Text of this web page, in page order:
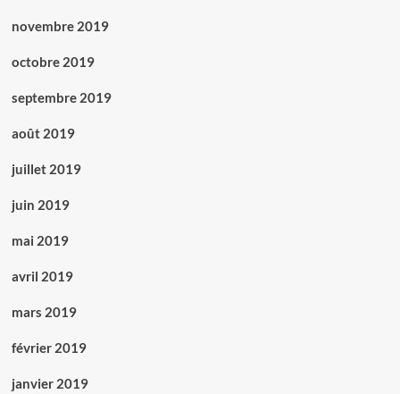
novembre 2019
octobre 2019
septembre 2019
août 2019
juillet 2019
juin 2019
mai 2019
avril 2019
mars 2019
février 2019
janvier 2019